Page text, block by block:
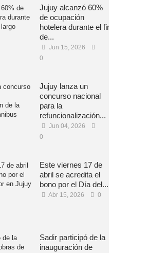
Jujuy alcanzó 60%
de ocupación
hotelera durante el fin
de...
Jun 15, 2026
0
Jujuy lanza un
concurso nacional
para la
refuncionalización...
Jun 04, 2026
0
Este viernes 17 de
abril se acredita el
bono por el Día del...
Abr 15, 2026 0
Sadir participó de la
inauguración de